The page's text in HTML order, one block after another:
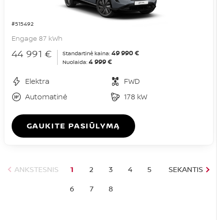
#515492
Engage 87 kWh
44 991 € Standartinė kaina: 49 990 €
Nuolaida: 4 999 €
Elektra
FWD
Automatinė
178 kW
GAUKITE PASIŪLYMĄ
ANKSTESNIS SEKANTIS
1 2 3 4
5
6
7 8